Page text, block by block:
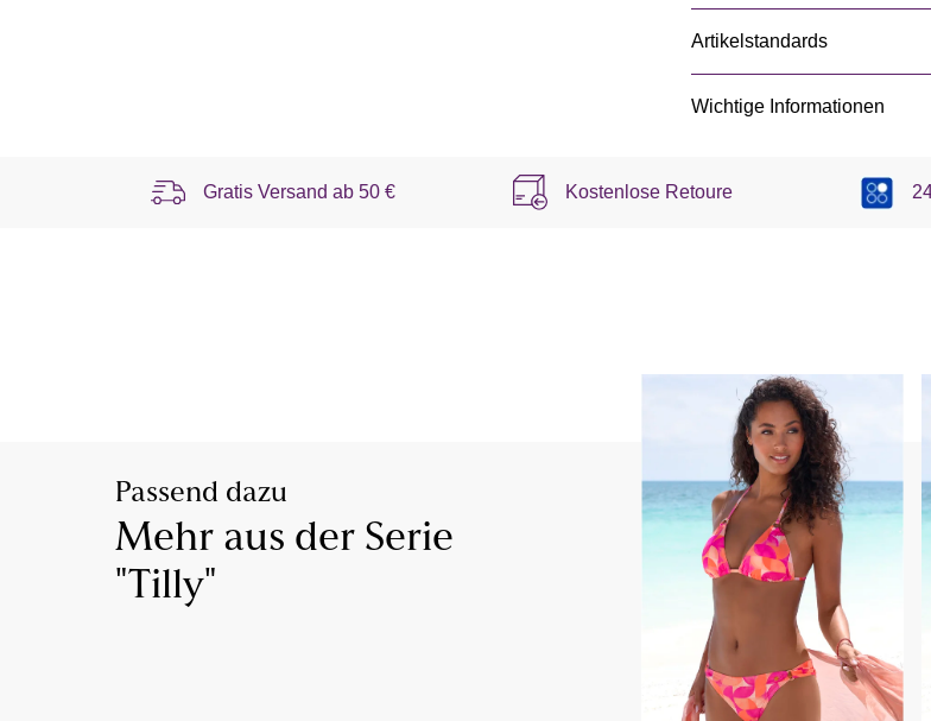
Artikelstandards
Wichtige Informationen
Gratis Versand ab 50 € Kostenlose Retoure
Passend dazu
Mehr aus der Serie
"Tilly"